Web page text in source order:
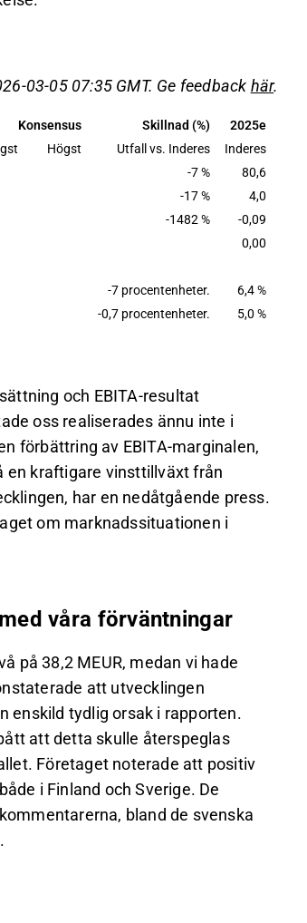
nivå på 38,2 MEUR, vilket var
som jämförelseperioden, trots
om stark vinsttillväxt, trots
03-05 07:35 GMT. Ge feedback här.
Konsensus Skillnad (%)
2025e
Högst Utfall vs. Inderes
Inderes
-7 %
80,6
-17 %
4,0
-1482 %
-0,09
0,00
-7 procentenheter.
6,4 %
-0,7 procentenheter. 5,0 %
och EBITA-resultat
oss realiserades ännu inte i
förbättring av EBITA-marginalen,
en kraftigare vinsttillväxt från
har en nedåtgående press.
om marknadssituationen i
våra förväntningar
på 38,2 MEUR, medan vi hade
att utvecklingen
enskild tydlig orsak i rapporten.
att detta skulle återspeglas
Företaget noterade att positiv
i Finland och Sverige. De
bland de svenska